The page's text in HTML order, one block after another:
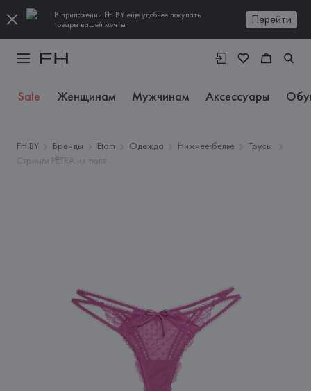
В приложении FH.BY еще удобнее покупать
товары вашей мечты
Перейти
Sale Женщинам Мужчинам Аксессуары
FH.BY Бренды Etam Одежда Нижнее белье
Трусы
Стринги PETRA из тюля